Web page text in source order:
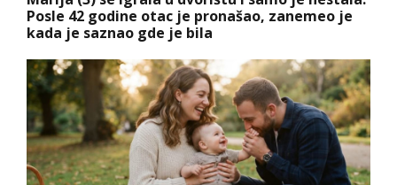
Posle 42 godine otac je pronašao, zanemeo je
kada je saznao gde je bila